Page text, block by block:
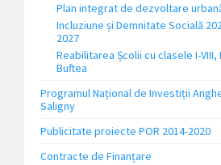
Plan integrat de dezvoltare
Incluziune și Demnitate Socială
2027
Reabilitarea Școlii cu clasele I-VIII,
Buftea
Programul Național de Investiții
Saligny
Publicitate proiecte POR 2014-2020
Contracte de Finanțare